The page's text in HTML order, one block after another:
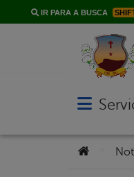
IR PARA A BUSCA
Abrir
Você está